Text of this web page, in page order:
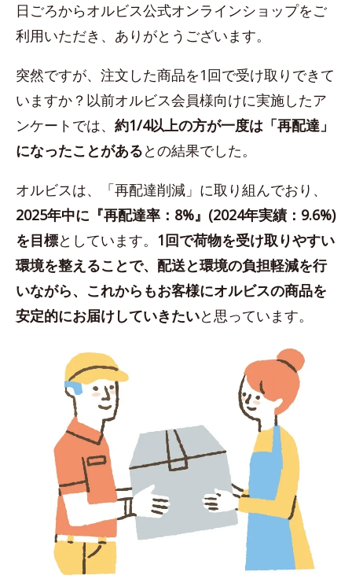
日ごろからオルビス公式オンラインショップをご
利用いただき、ありがとうございます。
突然ですが、注文した商品を1回で受け取りできて
いますか？以前オルビス会員様向けに実施したア
ンケートでは、 約1/4以上の方が一度は「再配達」
になったことがあるとの結果でした。
オルビスは、「再配達削減」に取り組んでおり、
2025年中に『再配達率：8%』(2024年実績：9.6%)
を目標としています。 1回で荷物を受け取りやすい
環境を整えることで、配送と環境の負担軽減を行
いながら、これからもお客様にオルビスの商品を
安定的にお届けしていきたいと思っています。